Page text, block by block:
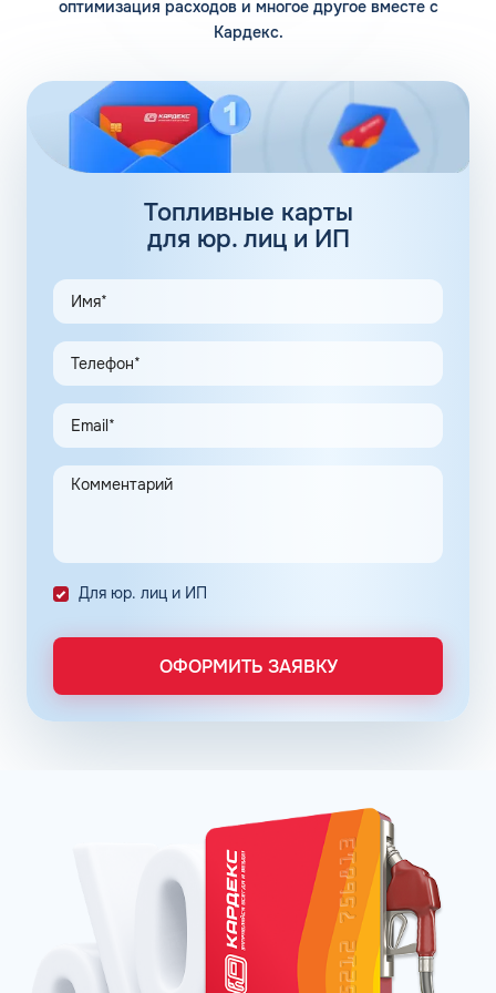
Помимо 12 собственных заправочных станций, у
обеспечивают дополнительные 100 АЗС. Сеть
заправочных станций локализуется сразу в нескольких
регионах, планируется выход на федеральный уровень.
Топливные карты Флеш:
заправки
АЗС Флеш в Попасной Луганской Народной Республики
предлагает удобные схемы работы для коммерческих
клиентов. Доступны топливные карты Флеш для
юридических лиц. Экономия и качество сервиса,
предоставляемого для клиентов в рамках данной
программы, привлекают предпринимателей.
Заправочные карты для ИП значительно упрощают
выполнение задач в области транспортной логистики.
Автоматизация процессов транспортной логистики
помогает упростить работу сотрудников, сократить
количество поставленных задач и трудозатрат на их
Снизить расходы на топливо помогает контроль
расходов, который осуществляется в упрощенном
Систематизация и сбор информации в одном месте о
расходах водителей на заправках поможет выявить
недобросовестных сотрудников. Использование средств
компании в собственных интересах легко выявить, если
компании требуют экономии и тщательного контроля
Можно использовать топливные карты для оптовых
закупок топлива. Достаточно приобрести необходимое
количество литров качественного топлива на баланс
карты, чтобы воспользоваться ими в течение года, когда
это потребуется. Бизнес-процессы с топливными
оптимизация расходов и многое другое вместе с
Кардекс.
Топливные карты
для юр. лиц и ИП
Для юр. лиц и ИП
ОФОРМИТЬ ЗАЯВКУ